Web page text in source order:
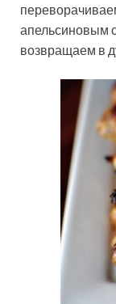
апельсиновым
возвращаем в